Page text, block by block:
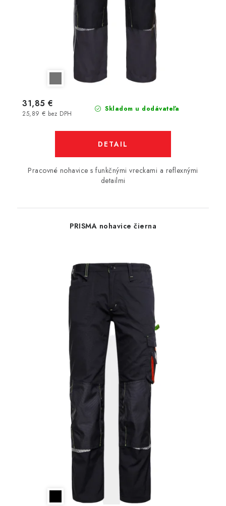
Skladom u dodávateľa
25,89 € bez DPH
31,85 €
DETAIL
Pracovné nohavice s funkčnými vreckami a reflexnými
detailmi
PRISMA nohavice čierna